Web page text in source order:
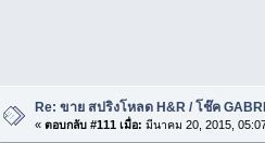
Re: ขาย สปริงโหลด H&R / โช๊ค
«ตอบกลับ #111 เมื่อ: มีนาคม 20, 2015,